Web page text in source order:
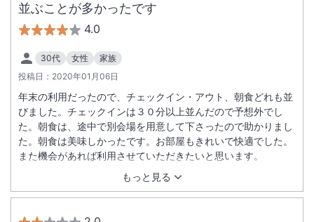
並ぶことが多かったです
4.0
30代 女性
家族
投稿日： 2020年01月06日
もっと見る
年末の利用だったので、チェックイン・アウト、朝食どれも並
びました。チェックインは３０分以上並んだので予想外でし
た。朝食は、途中で別会場を用意して下さったので助かりまし
た。朝食は美味しかったです。お部屋もきれいで快適でした。
また機会があれば利用させていただきたいと思います。